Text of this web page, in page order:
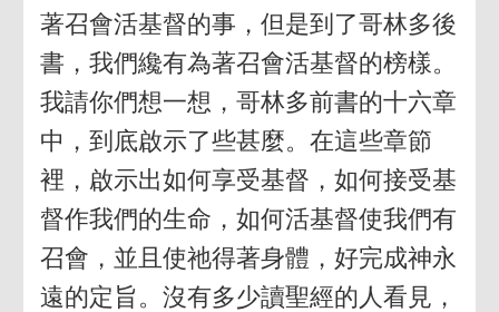
著召會活基督的事，但是到了哥林多後
書，我們纔有為著召會活基督的榜樣。
我請你們想一想，哥林多前書的十六章
中，到底啟示了些甚麼。在這些章節
裡，啟示出如何享受基督，如何接受基
督作我們的生命，如何活基督使我們有
召會，並且使祂得著身體，好完成神永
遠的定旨。沒有多少讀聖經的人看見，